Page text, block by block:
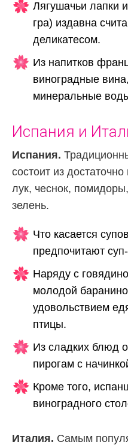
Лягушачьи лапки
гра) издавна
деликатесом.
Из напитков
виноградные
минеральные
Испания и
Испания.
состоит из
лук, чеснок,
зелень.
Что касается
предпочитают
Наряду с
молодой
удовольствием
птицы.
Из сладких блюд
пирогам с
Кроме того,
виноградного
Италия. Самым